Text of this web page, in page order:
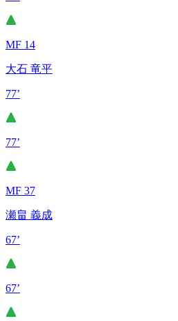
MF 14
大石 竜平
77’
77’
MF 37
瀬畠 義成
67’
67’